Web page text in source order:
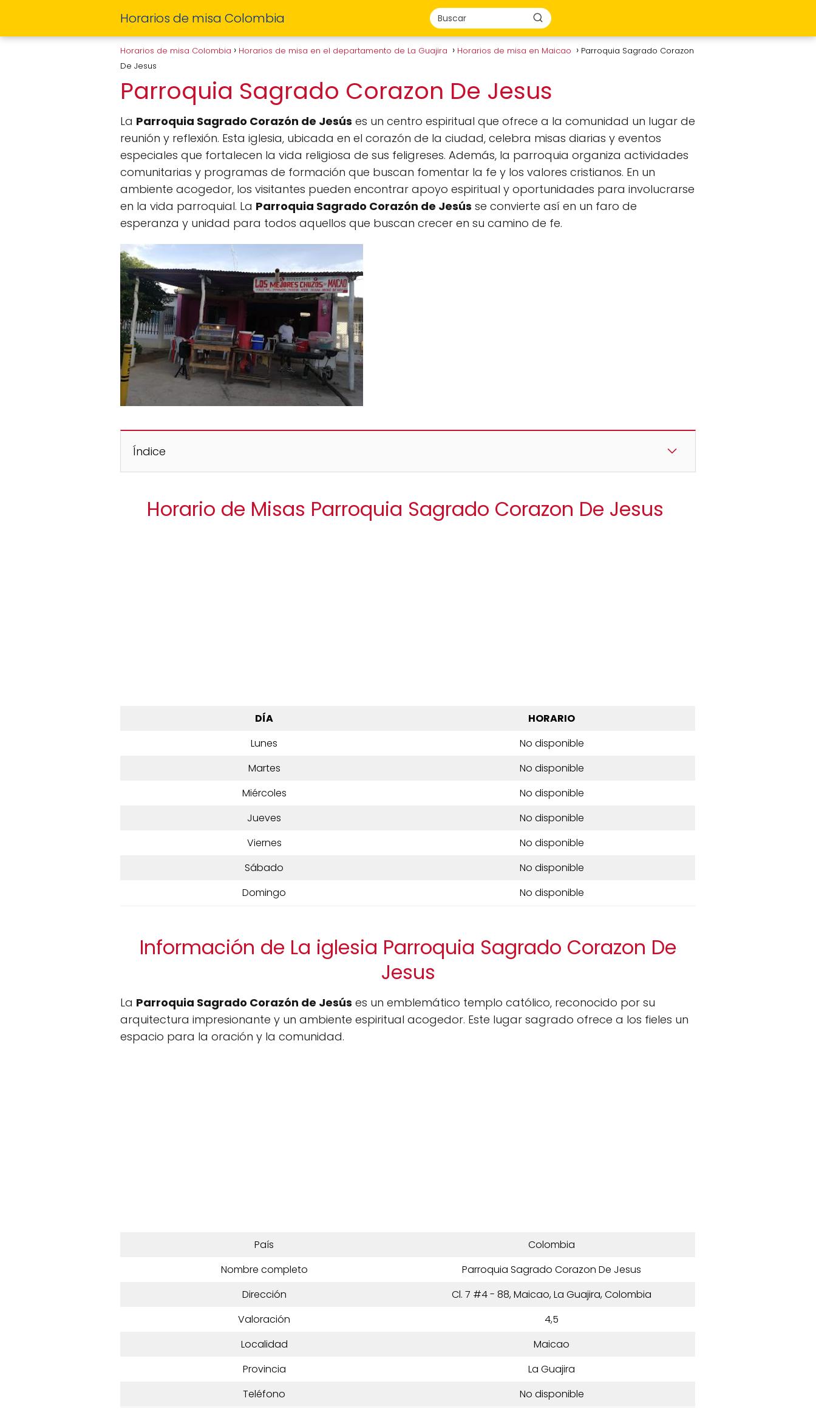
Horarios de misa Colombia
Horarios de misa Colombia Horarios de misa en el departamento de La Guajira Horarios de misa en Maicao
Parroquia Sagrado Corazon
De Jesus
Parroquia Sagrado Corazon De Jesus
La Parroquia Sagrado Corazón de Jesús es un centro espiritual que ofrece a la comunidad un lugar de
reunión y reflexión. Esta iglesia, ubicada en el corazón de la ciudad, celebra misas diarias y eventos
especiales que fortalecen la vida religiosa de sus feligreses. Además, la parroquia organiza actividades
comunitarias y programas de formación que buscan fomentar la fe y los valores cristianos. En un
ambiente acogedor, los visitantes pueden encontrar apoyo espiritual y oportunidades para involucrarse
en la vida parroquial. La Parroquia Sagrado Corazón de Jesús se convierte así en un faro de
esperanza y unidad para todos aquellos que buscan crecer en su camino de fe.
Índice
Horario de Misas Parroquia Sagrado Corazon De Jesus
DÍA
HORARIO
Lunes
No disponible
Martes
No disponible
Miércoles
No disponible
Jueves
No disponible
Viernes
No disponible
Sábado
No disponible
Domingo
No disponible
Información de La iglesia Parroquia Sagrado Corazon De
Jesus
La Parroquia Sagrado Corazón de Jesús es un emblemático templo católico, reconocido por su
arquitectura impresionante y un ambiente espiritual acogedor. Este lugar sagrado ofrece a los fieles un
espacio para la oración y la comunidad.
País
Colombia
Nombre completo
Parroquia Sagrado Corazon De Jesus
Dirección
Cl. 7 #4 - 88, Maicao, La Guajira, Colombia
Valoración
4,5
Localidad
Maicao
Provincia
La Guajira
Teléfono
No disponible